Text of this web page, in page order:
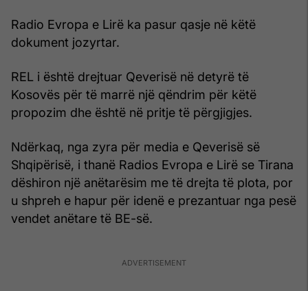
Radio Evropa e Lirë ka pasur qasje në këtë
dokument jozyrtar.
REL i është drejtuar Qeverisë në detyrë të
Kosovës për të marrë një qëndrim për këtë
propozim dhe është në pritje të përgjigjes.
Ndërkaq, nga zyra për media e Qeverisë së
Shqipërisë, i thanë Radios Evropa e Lirë se Tirana
dëshiron një anëtarësim me të drejta të plota, por
u shpreh e hapur për idenë e prezantuar nga pesë
vendet anëtare të BE-së.